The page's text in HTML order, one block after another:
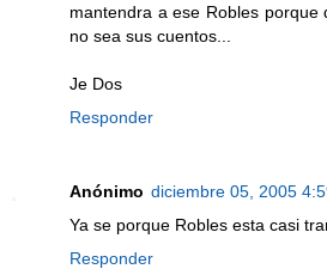
mantendra a ese Robles porque
no sea sus cuentos...
Je Dos
Responder
Anónimo diciembre 05, 2005
Ya se porque Robles esta casi
Responder